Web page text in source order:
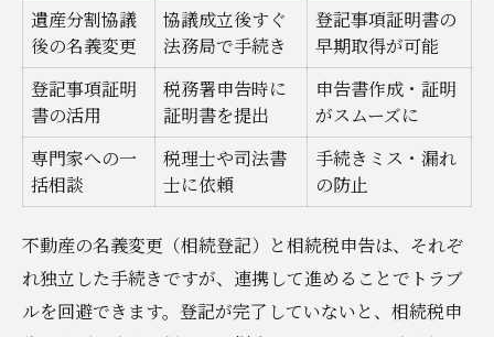
遺産分割協議
後の名義変更
協議成立後すぐ
法務局で手続き
登記事項証明書の
早期取得が可能
登記事項証明
書の活用
税務署申告時に
証明書を提出
申告書作成・証明
がスムーズに
専門家への一
括相談
税理士や司法書
士に依頼
手続きミス・漏れ
の防止
不動産の名義変更（相続登記）と相続税申告は、それぞ
れ独立した手続きですが、連携して進めることでトラブ
ルを回避できます。登記が完了していないと、相続税申